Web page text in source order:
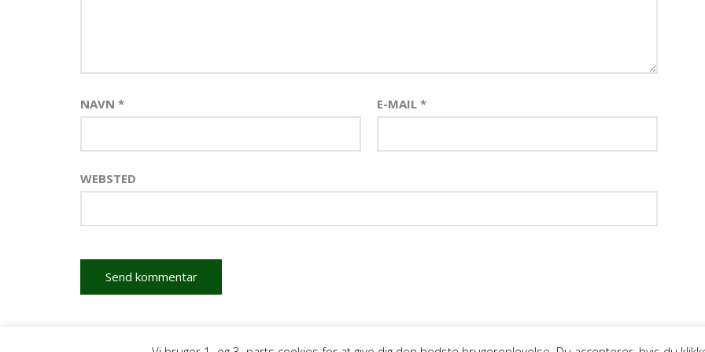
NAVN * E-MAIL *
WEBSTED